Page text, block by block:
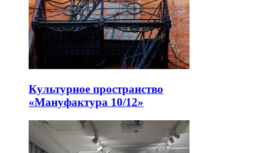
Культурное пространство
«Мануфактура 10/12»